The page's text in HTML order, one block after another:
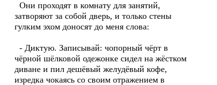
Они проходят в комнату для занятий,
затворяют за собой дверь, и только стены
гулким эхом доносят до меня слова:
- Диктую. Записывай: чопорный чёрт в
чёрной шёлковой одежонке сидел на жёстком
диване и пил дешёвый желудёвый кофе,
изредка чокаясь со своим отражением в